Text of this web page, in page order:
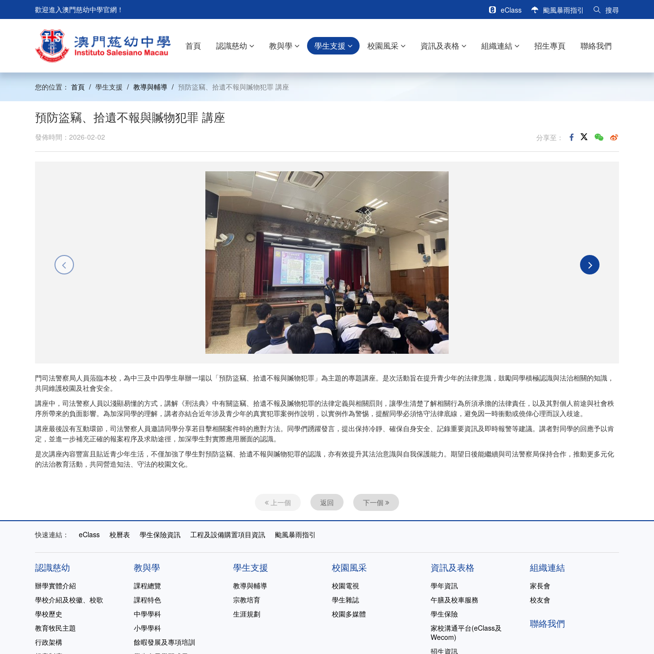
歡迎進入澳門慈幼中學官網！ eClass 颱風暴雨指引 搜尋
首頁 認識慈幼 教與學 學生支援 校園風采 資訊及表格 組織連結 招生專頁 聯絡我們
您的位置： 首頁 / 學生支援 / 教導與輔導 / 預防盜竊、拾遺不報與贓物犯罪 講座
預防盜竊、拾遺不報與贓物犯罪 講座
發佈時間：2026-02-02 分享至：
門司法警察局人員蒞臨本校，為中三及中四學生舉辦一場以「預防盜竊、拾遺不報與贓物犯罪」為主題的專題講座。是次活動旨在提升青少年的法律意識，鼓勵同學積極認識與法治相關的知識，
共同維護校園及社會安全。
講座中，司法警察人員以淺顯易懂的方式，講解《刑法典》中有關盜竊、拾遺不報及贓物犯罪的法律定義與相關罰則，讓學生清楚了解相關行為所須承擔的法律責任，以及其對個人前途與社會秩
序所帶來的負面影響。為加深同學的理解，講者亦結合近年涉及青少年的真實犯罪案例作說明，以實例作為警惕，提醒同學必須恪守法律底線，避免因一時衝動或僥倖心理而誤入歧途。
講座最後設有互動環節，司法警察人員邀請同學分享若目擊相關案件時的應對方法。同學們踴躍發言，提出保持冷靜、確保自身安全、記錄重要資訊及即時報警等建議。講者對同學的回應予以肯
定，並進一步補充正確的報案程序及求助途徑，加深學生對實際應用層面的認識。
是次講座內容豐富且貼近青少年生活，不僅加強了學生對預防盜竊、拾遺不報與贓物犯罪的認識，亦有效提升其法治意識與自我保護能力。期望日後能繼續與司法警察局保持合作，推動更多元化
的法治教育活動，共同營造知法、守法的校園文化。
上一個 返回 下一個
快速連結： eClass 校曆表 學生保險資訊 工程及設備購置項目資訊 颱風暴雨指引
認識慈幼
辦學實體介紹
學校介紹及校徽、校歌
學校歷史
教育牧民主題
行政架構
教與學
課程總覽
課程特色
中學學科
小學學科
餘暇發展及專項培訓
學生支援
教導與輔導
宗教培育
生涯規劃
校園風采
校園電視
學生雜誌
校園多媒體
資訊及表格
學年資訊
午膳及校車服務
學生保險
家校溝通平台(eClass及
Wecom)
招生資訊
組織連結
家長會
校友會
聯絡我們